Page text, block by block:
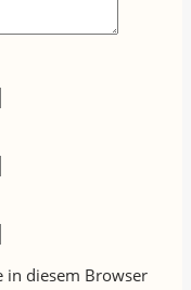
in diesem Browser